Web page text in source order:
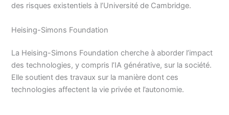
des risques existentiels à l’Université de Cambridge.
Heising-Simons Foundation
La Heising-Simons Foundation cherche à aborder l’impact
des technologies, y compris l’IA générative, sur la société.
Elle soutient des travaux sur la manière dont ces
technologies affectent la vie privée et l’autonomie.